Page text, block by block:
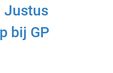
Justus
bij GP